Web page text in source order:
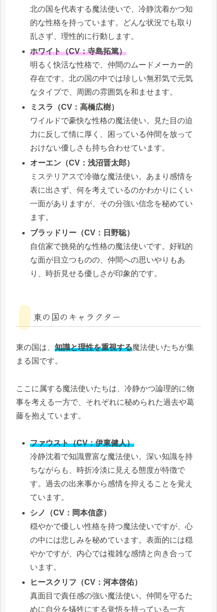
北の国を代表する魔法使いで、冷静沈着かつ知
的な性格を持っています。どんな状況でも取り
乱さず、理性的に行動します。
ホワイト（CV：寺島拓篤）
明るく快活な性格で、仲間のムードメーカー的
存在です。北の国の中では珍しい無邪気で元気
なタイプで、周囲の雰囲気を和ませます。
ミスラ（CV：高橋広樹）
ワイルドで豪快な性格の魔法使い。見た目の迫
力に反して情に厚く、困っている仲間を放って
おけない優しさも持ち合わせています。
オーエン（CV：浅沼晋太郎）
ミステリアスで冷徹な魔法使い。あまり感情を
表に出さず、何を考えているのかわかりにくい
一面がありますが、その分強い信念を秘めてい
ます。
ブラッドリー（CV：日野聡）
自信家で挑発的な性格の魔法使いです。好戦的
な面が目立つものの、仲間への思いやりもあ
り、時折見せる優しさが印象的です。
東の国のキャラクター
東の国は、 知識と理性を重視する魔法使いたちが集
まる国です。
ここに属する魔法使いたちは、冷静かつ論理的に物
事を考える一方で、それぞれに秘められた過去や葛
藤を抱えています。
ファウスト（CV：伊東健人）
冷静沈着で知識豊富な魔法使い。深い知識を持
ちながらも、時折冷淡に見える態度が特徴で
す。過去の出来事から感情を抑えることを覚え
ています。
シノ（CV：岡本信彦）
穏やかで優しい性格を持つ魔法使いですが、心
の中には悲しみを秘めています。表面的には穏
やかですが、内心では複雑な感情と向き合って
います。
ヒースクリフ（CV：河本啓佑）
真面目で責任感の強い魔法使い。仲間を守るた
めに自分を犠牲にする覚悟を持っている一方